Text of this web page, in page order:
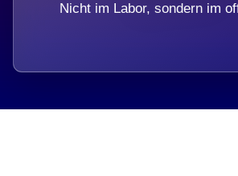
Nicht im Labor, sondern im